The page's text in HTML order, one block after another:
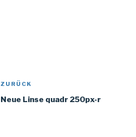
Beitragsnavigation
Vorheriger
Beitrag
ZURÜCK
Neue Linse quadr 250px-r